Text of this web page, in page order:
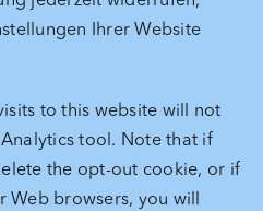
Ihrer Website
to this website will not
tool. Note that if
the opt-out cookie, or if
Web browsers, you will